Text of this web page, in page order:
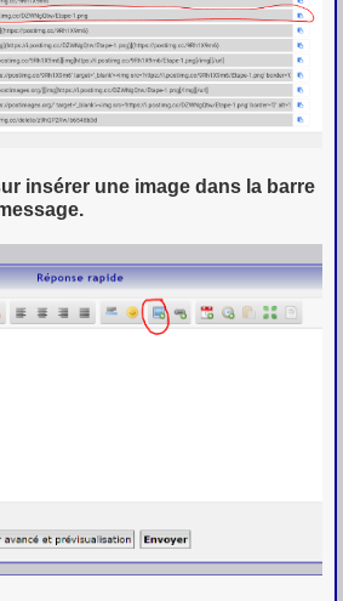
insérer une image dans la barre